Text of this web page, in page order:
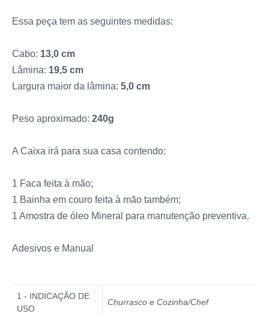
Essa peça tem as seguintes medidas:
Cabo: 13,0 cm
Lâmina: 19,5 cm
Largura maior da lâmina: 5,0 cm
Peso aproximado: 240g
A Caixa irá para sua casa contendo:
1 Faca feita à mão;
1 Bainha em couro feita à mão também;
1 Amostra de óleo Mineral para manutenção preventiva.
Adesivos e Manual
1 - INDICAÇÃO DE
USO
Churrasco e Cozinha/Chef